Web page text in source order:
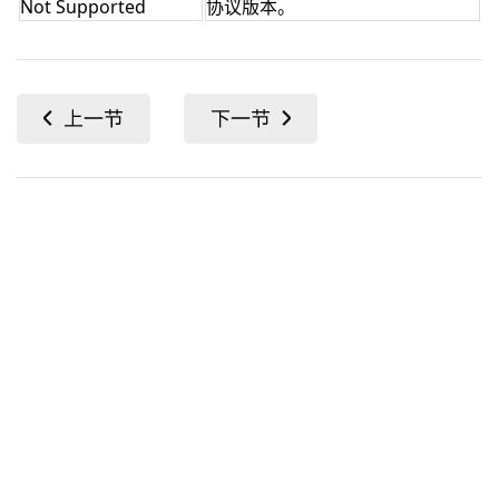
Not Supported 协议版本。